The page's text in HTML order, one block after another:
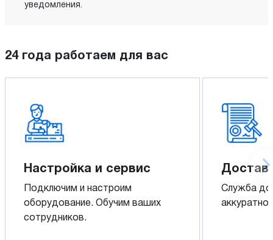
уведомления.
24 года работаем для вас
Настройка и сервис
Подключим и настроим
оборудование. Обучим ваших
сотрудников.
Служба
аккуратно